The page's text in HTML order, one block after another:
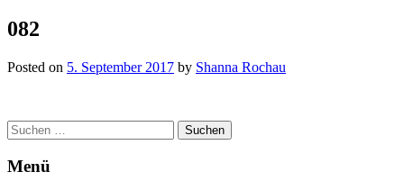
082
Posted on 5. September 2017 by Shanna Rochau
Post
navigation
Suchen
nach:
Menü